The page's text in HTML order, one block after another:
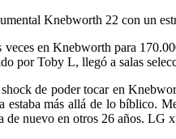
Knebworth 22 con un
en Knebworth para
por Toby L, llegó a salas
de poder tocar en
estaba más allá de lo bíblico.
de nuevo en otros 26 años. LG